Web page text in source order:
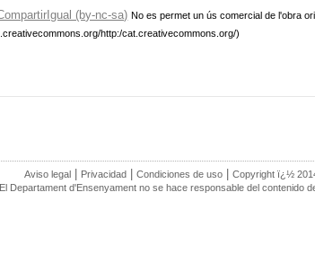
(by-nc-sa) No es permet un ús comercial de l'obra
http:/cat.creativecommons.org/)
Aviso legal Privacidad Condiciones de uso
Copyright ï¿½
El Departament d'Ensenyament no se hace responsable del contenido